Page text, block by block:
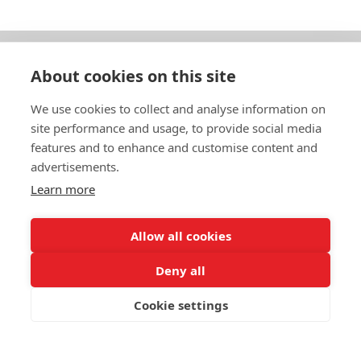
In English
Standardavtal
Snabblänkar
In English
Dataskyddspolicy
About cookies on this site
We use cookies to collect and analyse information on
site performance and usage, to provide social media
features and to enhance and customise content and
advertisements.
Learn more
Allow all cookies
Deny all
Cookie settings